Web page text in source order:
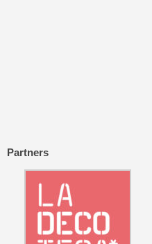
Partners